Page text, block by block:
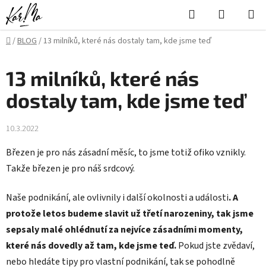
Přejít
na
obsah
Hledat
KOŠÍK
Domů
/BLOG/13 milníků, které nás dostaly tam, kde jsme teď
13 milníků, které nás
dostaly tam, kde jsme teď
10.3.2022
Březen je pro nás zásadní měsíc, to jsme totiž ofiko vznikly.
Takže březen je pro náš srdcový.
Naše podnikání, ale ovlivnily i další okolnosti a události. A
protože letos budeme slavit už třetí narozeniny, tak jsme
sepsaly malé ohlédnutí za nejvíce zásadními momenty,
které nás dovedly až tam, kde jsme teď.Pokud jste zvědaví,
nebo hledáte tipy pro vlastní podnikání, tak se pohodlně